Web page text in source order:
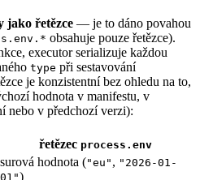
jako řetězce — je to dáno povahou
obsahuje pouze řetězce).
executor serializuje každou
type při sestavování
je konzistentní bez ohledu na to,
hodnota v manifestu, v
nebo v předchozí verzi):
řetězec process.env
surová hodnota ("eu" , "2026-01-
01")